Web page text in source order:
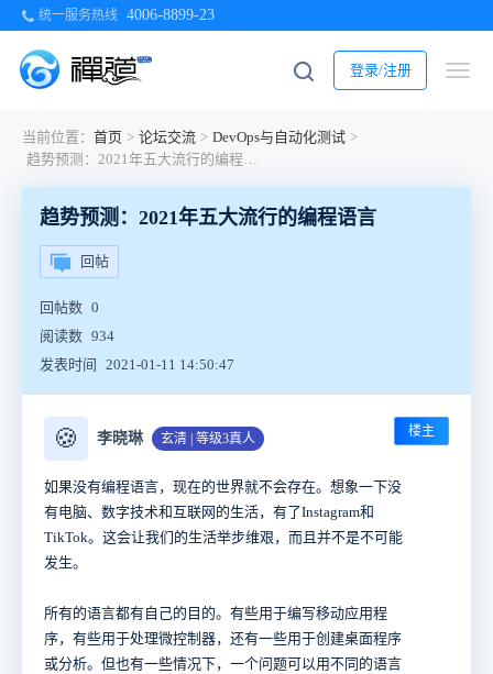
统一服务热线 4006-8899-23
登录/注册
当前位置： 首页 > 论坛交流 > DevOps与自动化测试 >
趋势预测：2021年五大流行的编程语言
趋势预测：2021年五大流行的编程语言
回帖
回帖数 0
阅读数 934
发表时间
2021-01-11 14:50:47
🍪 李晓琳 玄清 | 等级3真人 楼主
如果没有编程语言，现在的世界就不会存在。想象一下没
有电脑、数字技术和互联网的生活，有了Instagram和
TikTok。这会让我们的生活举步维艰，而且并不是不可能
发生。
所有的语言都有自己的目的。有些用于编写移动应用程
序，有些用于处理微控制器，还有一些用于创建桌面程序
或分析。但也有一些情况下，一个问题可以用不同的语言